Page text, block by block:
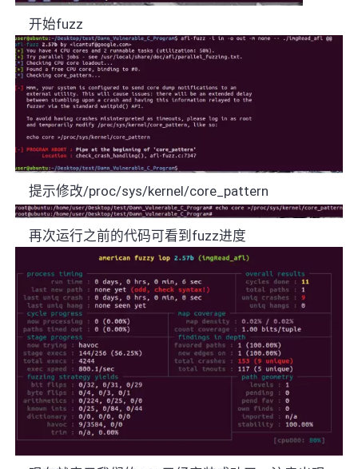
开始fuzz
提示修改/proc/sys/kernel/core_pattern
再次运行之前的代码可看到 fuzz进度